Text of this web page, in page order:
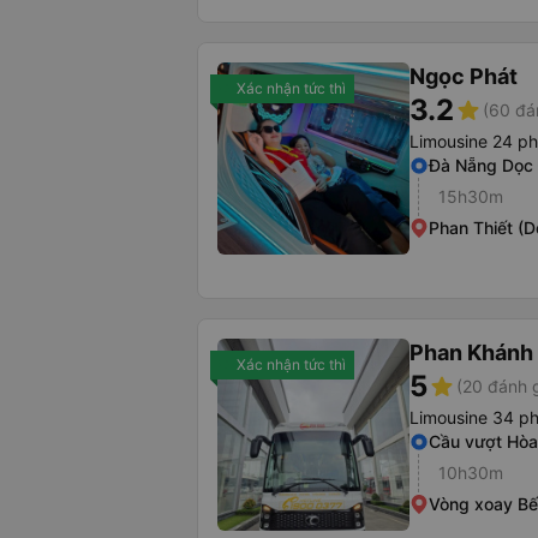
Xác nhận tức thì Ngọc Phát
3.2star (60
Limousine 24
Đà Nẵng Dọc
15h30m
Phan Thiết
Xác nhận tức thì Phan Khánh
5star (20 đánh
Limousine 34
Cầu vượt
10h30m
Vòng xoay